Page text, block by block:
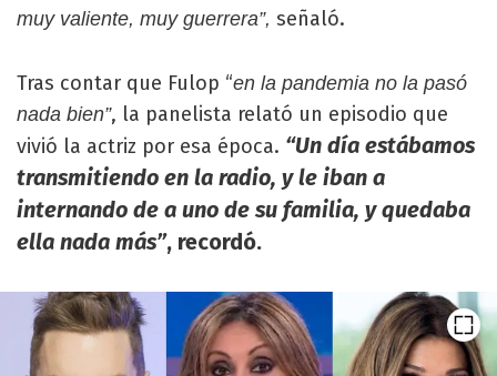
muy valiente, muy guerrera”, señaló.
Tras contar que Fulop “en la pandemia no la pasó
nada bien”, la panelista relató un episodio que
vivió la actriz por esa época. “Un día estábamos
transmitiendo en la radio, y le iban a
internando de a uno de su familia, y quedaba
ella nada más”, recordó.